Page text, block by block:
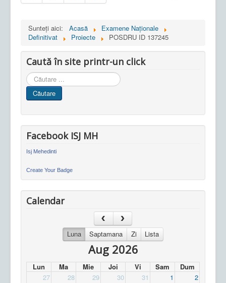
Sunteți aici: Acasă
Examene Naționale
Definitivat
Proiecte POSDRU ID 137245
Caută în site printr-un click
Cauta
in
site
Căutare
Facebook ISJ MH
Isj Mehedinti
Create Your Badge
Calendar
Luna Saptamana Zi Lista
Aug 2026
Lun Ma Mie Joi Vi Sam
Dum
27
28 29 30 31 1 2